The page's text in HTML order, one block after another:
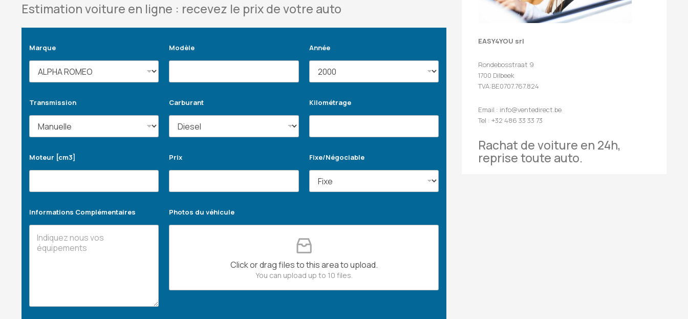
Estimation voiture en ligne : recevez le prix de votre auto
Marque Modèle Année
Transmission Carburant Kilométrage
Moteur [cm3] Prix Fixe/Négociable
Informations Complémentaires Photos du véhicule
Click or drag files to this area to upload.
You can upload up to 10 files.
EASY4YOU srl
Rondebosstraat 9
1700 Dilbeek
TVA:BE0707.767.824
Email : info@ventedirect.be
Tel : +32 486 33 33 73
Rachat de voiture en 24h,
reprise toute auto.